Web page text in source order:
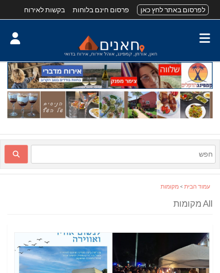
לפרסום באתר לחץ כאן פרסום חינם בלוחות בקשות לאירוח
עמוד הבית > מקומות
All מקומות